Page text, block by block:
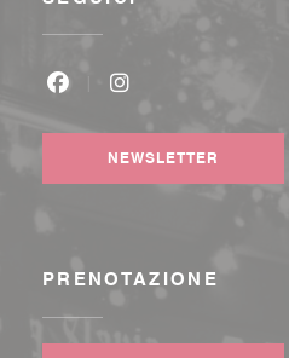
NEWSLETTER
PRENOTAZIONE